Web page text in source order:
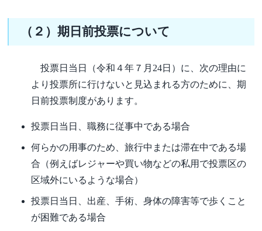
（２）期日前投票について
投票日当日（令和４年７月24日）に、次の理由に
より投票所に行けないと見込まれる方のために、期
日前投票制度があります。
投票日当日、職務に従事中である場合
何らかの用事のため、旅行中または滞在中である場
合（例えばレジャーや買い物などの私用で投票区の
区域外にいるような場合）
投票日当日、出産、手術、身体の障害等で歩くこと
が困難である場合